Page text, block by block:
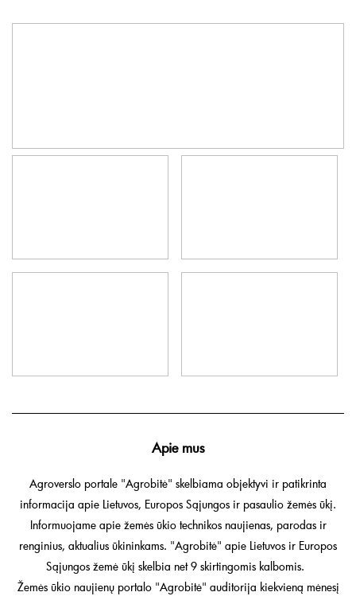
Apie mus
Agroverslo portale "Agrobitė" skelbiama objektyvi ir patikrinta
informacija apie Lietuvos, Europos Sąjungos ir pasaulio žemės ūkį.
Informuojame apie žemės ūkio technikos naujienas, parodas ir
renginius, aktualius ūkininkams. "Agrobitė" apie Lietuvos ir Europos
Sąjungos žemė ūkį skelbia net 9 skirtingomis kalbomis.
Žemės ūkio naujienų portalo "Agrobitė" auditorija kiekvieną mėnesį